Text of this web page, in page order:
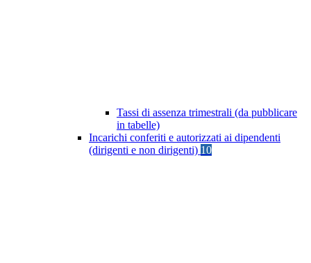
Tassi di assenza trimestrali (da pubblicare
in tabelle)
Incarichi conferiti e autorizzati ai dipendenti
(dirigenti e non dirigenti) 10